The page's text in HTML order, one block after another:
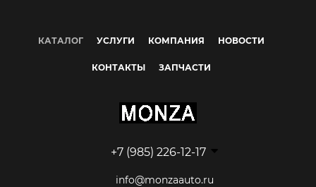
КАТАЛОГ УСЛУГИ КОМПАНИЯ НОВОСТИ
КОНТАКТЫ ЗАПЧАСТИ
+7 (985) 226-12-17
info@monzaauto.ru